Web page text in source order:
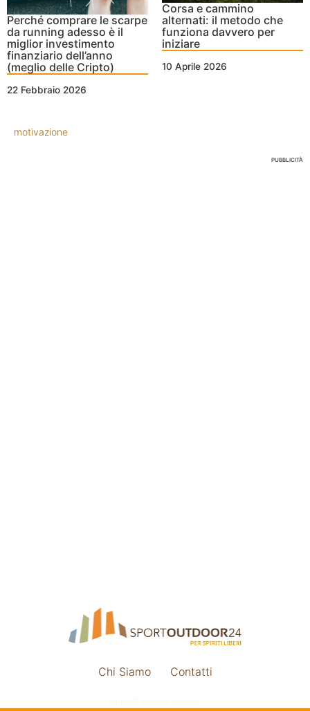
Perché comprare le scarpe
da running adesso è il
miglior investimento
finanziario dell’anno
(meglio delle Cripto)
22 Febbraio 2026
Corsa e cammino
alternati: il metodo che
funziona davvero per
iniziare
10 Aprile 2026
motivazione
PUBBLICITÀ
Chi Siamo Contatti